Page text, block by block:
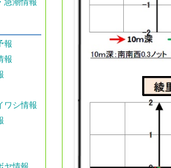
急潮情報
報
報
ワシ情報